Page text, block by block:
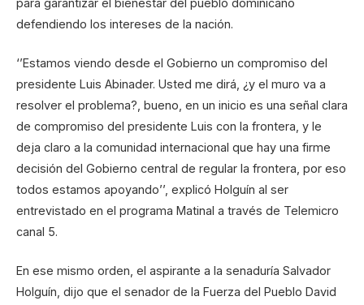
defendiendo los intereses de la nación.
‘’Estamos viendo desde el Gobierno un compromiso del
presidente Luis Abinader. Usted me dirá, ¿y el muro va a
resolver el problema?, bueno, en un inicio es una señal clara
de compromiso del presidente Luis con la frontera, y le
deja claro a la comunidad internacional que hay una firme
decisión del Gobierno central de regular la frontera, por eso
todos estamos apoyando’’, explicó Holguín al ser
entrevistado en el programa Matinal a través de Telemicro
canal 5.
En ese mismo orden, el aspirante a la senaduría Salvador
Holguín, dijo que el senador de la Fuerza del Pueblo David